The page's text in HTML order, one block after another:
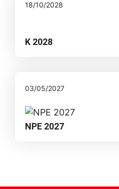
18/10/2028
K 2028
03/05/2027
NPE 2027